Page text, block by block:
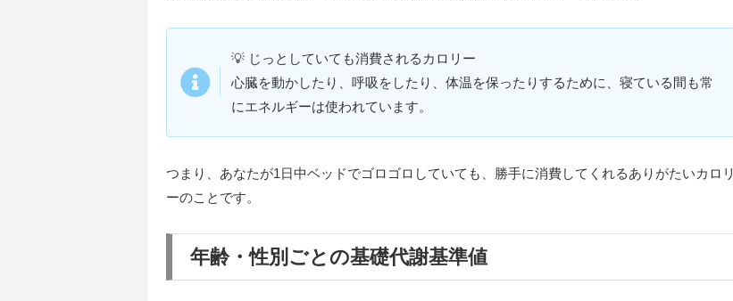
💡️ じっとしていても消費されるカロリー
心臓を動かしたり、呼吸をしたり、体温を保ったりするために、寝ている間も常
にエネルギーは使われています。
つまり、あなたが1日中ベッドでゴロゴロしていても、勝手に消費してくれるありがたいカロリ
ーのことです。
年齢・性別ごとの基礎代謝基準値